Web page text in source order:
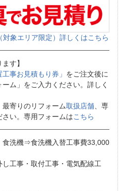
象エリア限定）詳しくはこちら
す】
工事お見積もり券」 をご注文後に
ム」をご入力ください。詳しく
最寄りのリフォーム取扱店舗、専
い。専用フォームはこちら
食洗機⇒食洗機入替工事費33,000
し工事・取付工事・電気配線工